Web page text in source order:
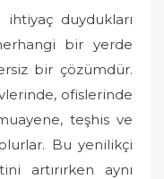
ihtiyaç duydukları
bir yerde
bir çözümdür.
ofislerinde
teşhis ve
Bu yenilikçi
artırırken aynı